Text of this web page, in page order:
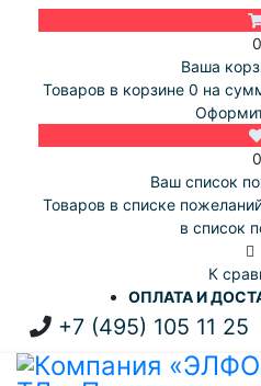
0
Ваша
Товаров в корзине 0 на
0
Ваш список
Товаров в списке
в список
К
ОПЛАТА И
+7 (495) 105 11 25